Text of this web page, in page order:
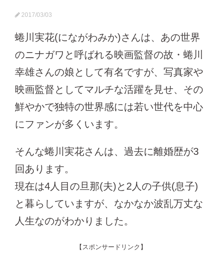
2017/03/03
蜷川実花(にながわみか)さんは、あの世界
のニナガワと呼ばれる映画監督の故・蜷川
幸雄さんの娘として有名ですが、写真家や
映画監督としてマルチな活躍を見せ、その
鮮やかで独特の世界感には若い世代を中心
にファンが多くいます。
そんな蜷川実花さんは、過去に離婚歴が3
回あります。
現在は4人目の旦那(夫)と2人の子供(息子)
と暮らしていますが、なかなか波乱万丈な
人生なのがわかりました。
【スポンサードリンク】